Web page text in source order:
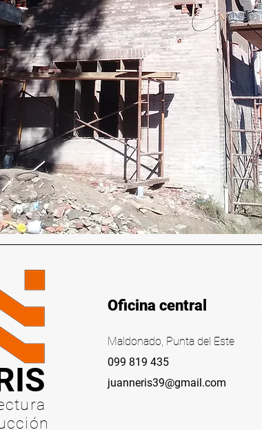
Oficina central
Maldonado, Punta del Este
099 819 435
juanneris39@gmail.com